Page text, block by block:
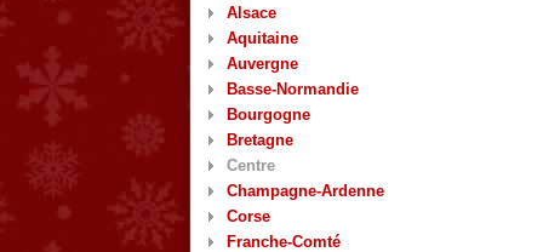
Alsace
Aquitaine
Auvergne
Basse-Normandie
Bourgogne
Bretagne
Centre
Champagne-Ardenne
Corse
Franche-Comté